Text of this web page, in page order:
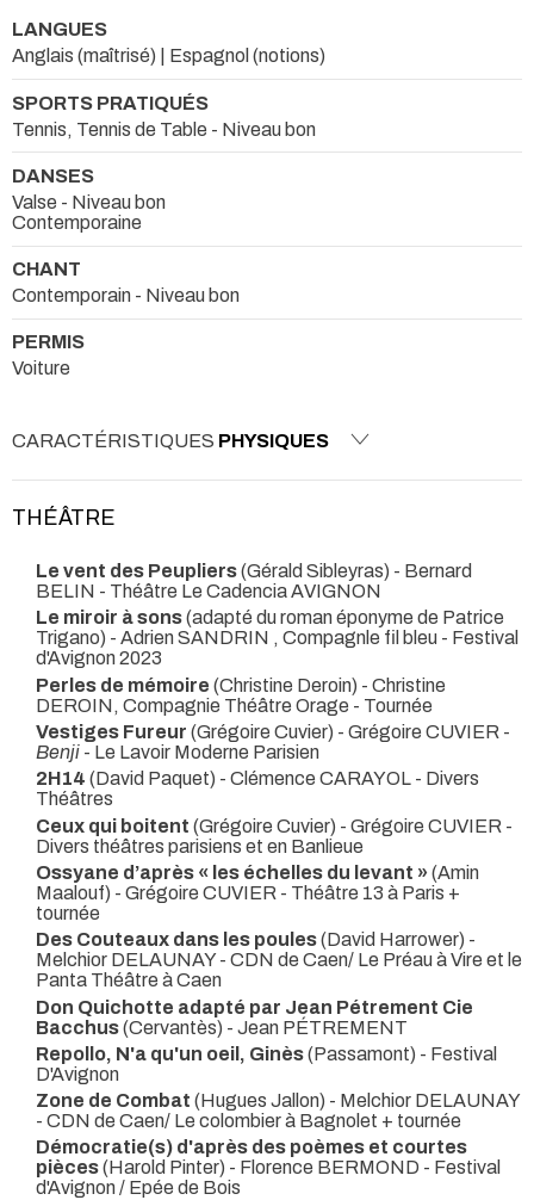
LANGUES
Anglais (maîtrisé) | Espagnol (notions)
SPORTS PRATIQUÉS
Tennis, Tennis de Table - Niveau bon
DANSES
Valse - Niveau bon
Contemporaine
CHANT
Contemporain - Niveau bon
PERMIS
Voiture
CARACTÉRISTIQUES PHYSIQUES
THÉÂTRE
Le vent des Peupliers(Gérald Sibleyras) - Bernard
BELIN - Théâtre Le Cadencia AVIGNON
Le miroir à sons(adapté du roman éponyme de Patrice
Trigano) - Adrien SANDRIN , Compagnle fil bleu - Festival
d'Avignon 2023
Perles de mémoire (Christine Deroin) - Christine
DEROIN, Compagnie Théâtre Orage - Tournée
Vestiges Fureur (Grégoire Cuvier) - Grégoire CUVIER -
Benji - Le Lavoir Moderne Parisien
2H14 (David Paquet) - Clémence CARAYOL - Divers
Théâtres
Ceux qui boitent (Grégoire Cuvier) - Grégoire CUVIER -
Divers théâtres parisiens et en Banlieue
Ossyane d’après « les échelles du levant » (Amin
Maalouf) - Grégoire CUVIER - Théâtre 13 à Paris +
tournée
Des Couteaux dans les poules(David Harrower) -
Melchior DELAUNAY- CDN de Caen/ Le Préau à Vire et le
Panta Théâtre à Caen
Don Quichotte adapté par Jean Pétrement Cie
Bacchus(Cervantès) - Jean PÉTREMENT
Repollo, N'a qu'un oeil, Ginès(Passamont) - Festival
D'Avignon
Zone de Combat (Hugues Jallon) - Melchior DELAUNAY
- CDN de Caen/ Le colombier à Bagnolet + tournée
Démocratie(s) d'après des poèmes et courtes
pièces(Harold Pinter) - Florence BERMOND - Festival
d'Avignon / Epée de Bois